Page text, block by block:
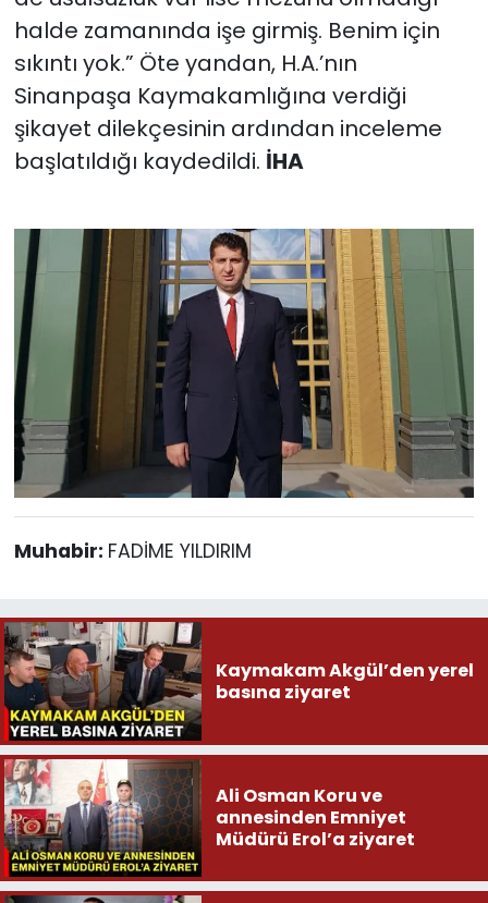
halde zamanında işe girmiş. Benim için
sıkıntı yok.” Öte yandan, H.A.’nın
Sinanpaşa Kaymakamlığına verdiği
şikayet dilekçesinin ardından inceleme
başlatıldığı kaydedildi. İHA
Muhabir: FADİME YILDIRIM
Kaymakam Akgül’den yerel
basına ziyaret
Ali Osman Koru ve
annesinden Emniyet
Müdürü Erol’a ziyaret